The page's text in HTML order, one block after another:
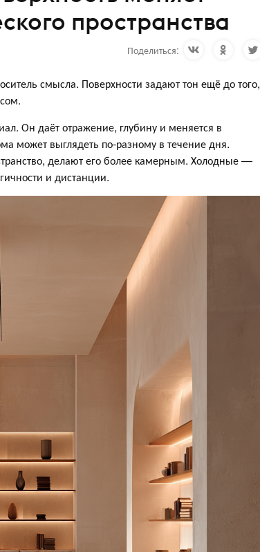
пространства
Поделиться:
смысла. Поверхности задают тон ещё до того,
Он даёт отражение, глубину и меняется в
может выглядеть по-разному в течение дня.
делают его более камерным. Холодные —
и дистанции.